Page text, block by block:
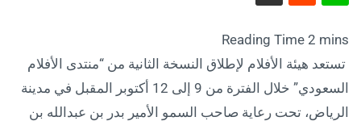
تستعد هيئة الأفلام لإطلاق النسخة الثانية من “منتدى الأفلام
السعودي” خلال الفترة من 9 إلى 12 أكتوبر المقبل في مدينة
الرياض، تحت رعاية صاحب السمو الأمير بدر بن عبدالله بن